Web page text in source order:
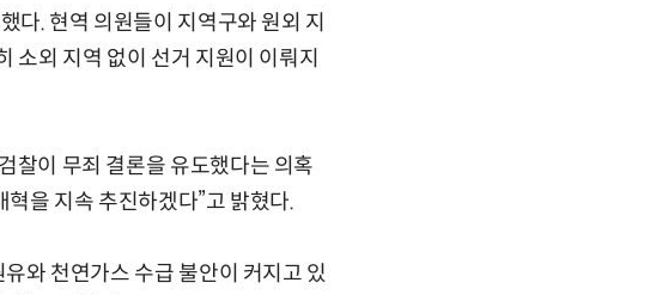
다. 현역 의원들이 지역구와 원외 지
소외 지역 없이 선거 지원이 이뤄지
찰이 무죄 결론을 유도했다는 의혹
을 지속 추진하겠다”고 밝혔다.
와 천연가스 수급 불안이 커지고 있